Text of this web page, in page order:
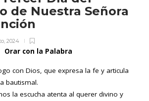
de Nuestra Señora
2024
Orar con la Palabra
con Dios, que expresa la fe y articula
bautismal.
la escucha atenta al querer divino y